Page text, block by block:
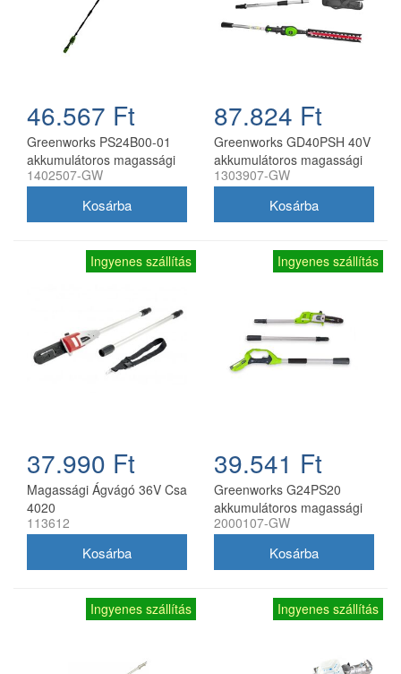
46.567 Ft
Greenworks PS24B00-01
akkumulátoros magassági
ágvágó 24V, 20 cm
töltő nélkül
1402507-GW
87.824 Ft
Greenworks GD40PSH 40V
akkumulátoros magassági
ágvágó és sövényvágó,
1303907-GW
Ingyenes szállítás
37.990 Ft
Magassági Ágvágó 36V Csa
4020
113612
Ingyenes szállítás
39.541 Ft
Greenworks G24PS20
akkumulátoros magassági
ágvágó 24 V, 240 cm, akku
2000107-GW
Ingyenes szállítás Ingyenes szállítás